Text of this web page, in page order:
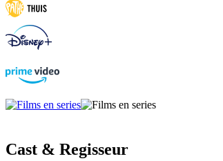
Cast & Regisseur